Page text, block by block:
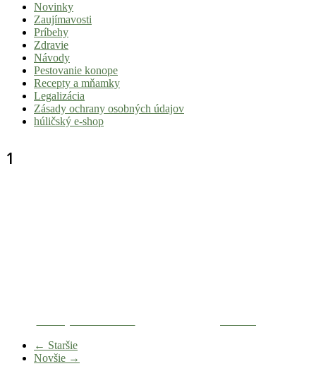
Tvoj
sprievodca
svetom
pohody
stoner
novinky
konopnej
Novinky
Zaujímavosti
Príbehy
Zdravie
Návody
Pestovanie konope
Recepty a mňamky
Legalizácia
Zásady ochrany osobných údajov
húličský e-shop
1
← Staršie
Novšie →